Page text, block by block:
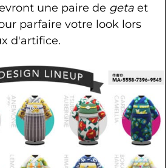
une paire de geta et
parfaire votre look lors
d'artifice.